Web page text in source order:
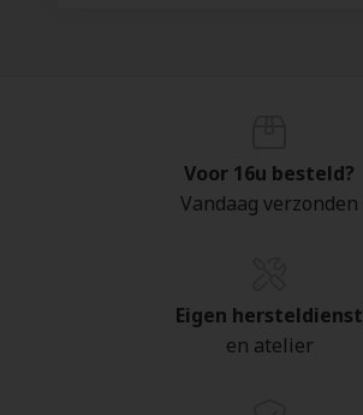
Voor 16u besteld?
Vandaag verzonden
Eigen hersteldienst
en atelier